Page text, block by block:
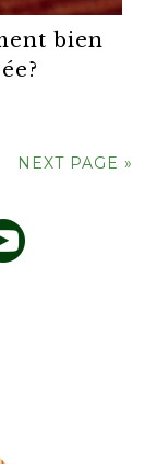
bien
NEXT PAGE »